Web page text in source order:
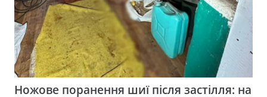
Ножове поранення шиї після застілля: на